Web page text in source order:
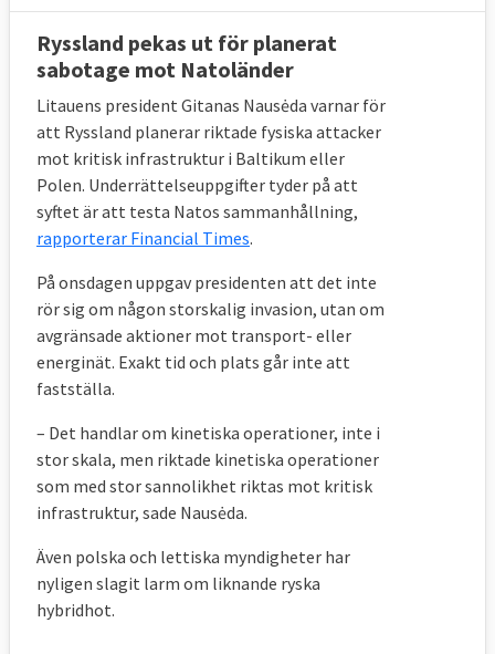
Ryssland pekas ut för planerat
sabotage mot Natoländer
Litauens president Gitanas Nausėda varnar för
att Ryssland planerar riktade fysiska attacker
mot kritisk infrastruktur i Baltikum eller
Polen. Underrättelseuppgifter tyder på att
syftet är att testa Natos sammanhållning,
rapporterar Financial Times.
På onsdagen uppgav presidenten att det inte
rör sig om någon storskalig invasion, utan om
avgränsade aktioner mot transport- eller
energinät. Exakt tid och plats går inte att
fastställa.
– Det handlar om kinetiska operationer, inte i
stor skala, men riktade kinetiska operationer
som med stor sannolikhet riktas mot kritisk
infrastruktur, sade Nausėda.
Även polska och lettiska myndigheter har
nyligen slagit larm om liknande ryska
hybridhot.